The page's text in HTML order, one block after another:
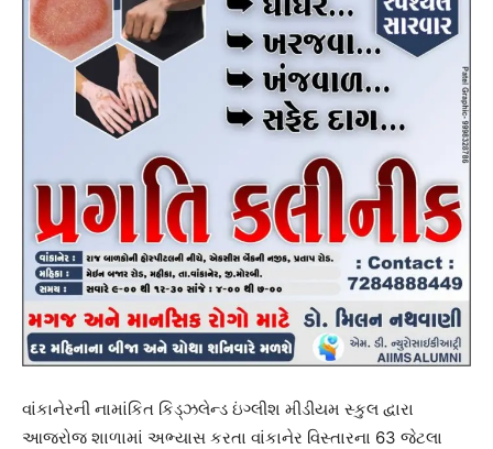
વાંકાનેરની નામાંકિત કિડ્ઝલેન્ડ ઇંગ્લીશ મીડીયમ સ્કુલ દ્વારા
આજરોજ શાળામાં અભ્યાસ કરતા વાંકાનેર વિસ્તારના 63 જેટલા